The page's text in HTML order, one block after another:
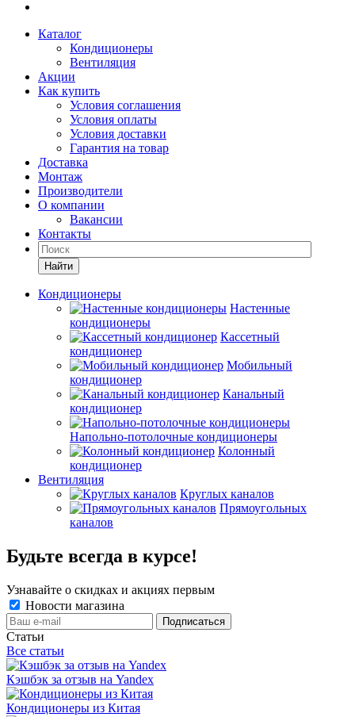
Каталог
Кондиционеры
Вентиляция
Акции
Как купить
Условия соглашения
Условия оплаты
Условия доставки
Гарантия на товар
Доставка
Монтаж
Производители
О компании
Вакансии
Контакты
Кондиционеры
Настенные
кондиционеры
Кассетный
кондиционер
Мобильный
кондиционер
Канальный
кондиционер
Напольно-потолочные кондиционеры
Колонный
кондиционер
Вентиляция
Круглых каналов
Прямоугольных
каналов
Будьте всегда в курсе!
Узнавайте о скидках и акциях первым
Новости магазина
Статьи
Все статьи
Кэшбэк за отзыв на Yandex
Кондиционеры из Китая